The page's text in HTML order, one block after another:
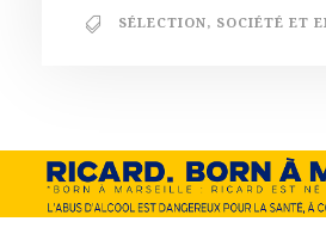
SÉLECTION, SOCIÉTÉ ET